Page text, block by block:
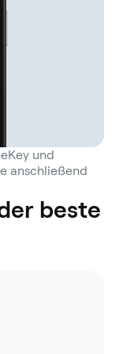
und
anschließend
beste